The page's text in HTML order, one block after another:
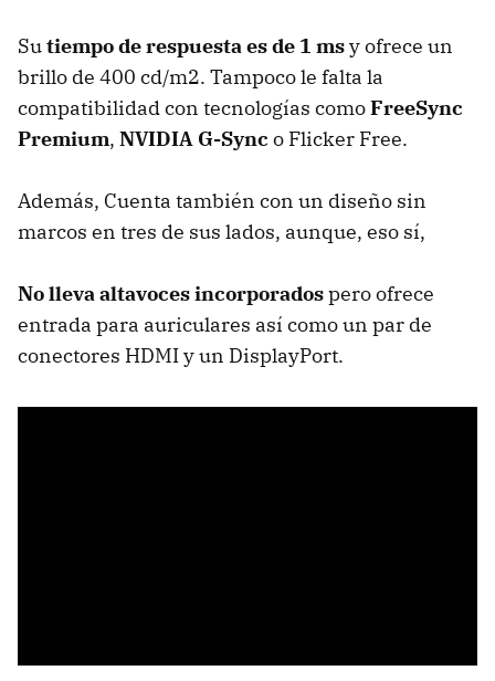
Sutiempo de respuesta es de 1 msy ofrece un
brillo de 400 cd/m2. Tampoco le falta la
compatibilidad con tecnologías comoFreeSync
Premium, NVIDIA G-Sync o Flicker Free.
Además, Cuenta también con un diseño sin
marcos en tres de sus lados, aunque, eso sí,
No lleva altavoces incorporadospero ofrece
entrada para auriculares así como un par de
conectores HDMI y un DisplayPort.